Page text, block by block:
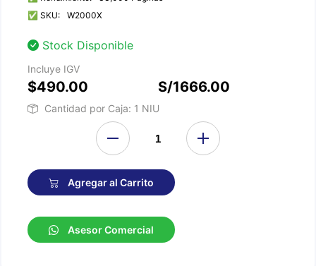
✅ SKU:
W2000X
Stock Disponible
Incluye IGV
$490.00 S/1666.00
Cantidad por Caja: 1 NIU
Agregar al Carrito
Asesor Comercial